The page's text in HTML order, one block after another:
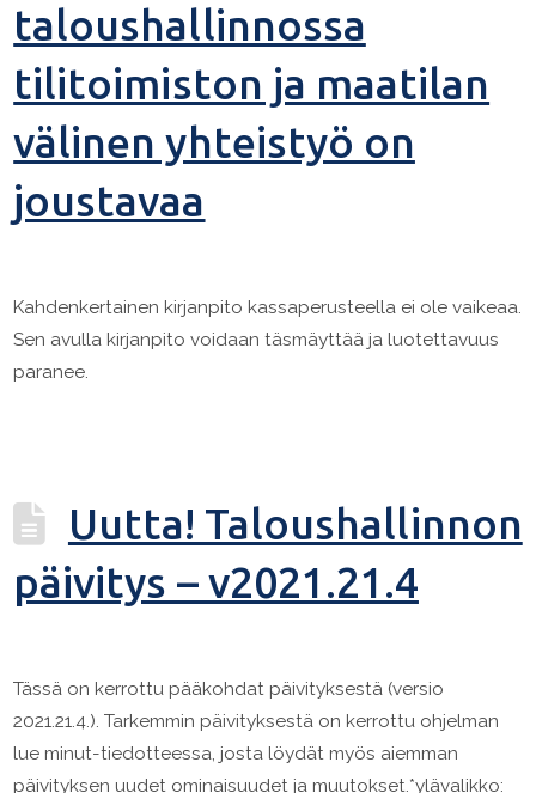
taloushallinnossa
tilitoimiston ja maatilan
välinen yhteistyö on
joustavaa
Kahdenkertainen kirjanpito kassaperusteella ei ole vaikeaa.
Sen avulla kirjanpito voidaan täsmäyttää ja luotettavuus
paranee.
Uutta! Taloushallinnon
päivitys – v2021.21.4
Tässä on kerrottu pääkohdat päivityksestä (versio
2021.21.4.). Tarkemmin päivityksestä on kerrottu ohjelman
lue minut-tiedotteessa, josta löydät myös aiemman
päivityksen uudet ominaisuudet ja muutokset.*ylävalikko: